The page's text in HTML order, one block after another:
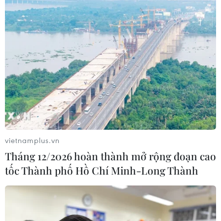
càng chăn nuôi càng lỗ.
vietnamplus.vn
Tháng 12/2026 hoàn thành mở rộng đoạn cao
tốc Thành phố Hồ Chí Minh-Long Thành